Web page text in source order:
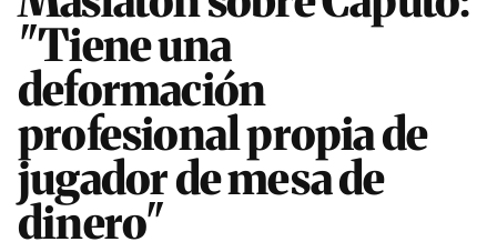
"Tiene una
deformación
profesional propia de
jugador de mesa de
dinero"